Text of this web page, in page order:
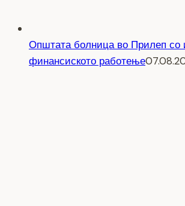
Општата болница во Прилеп со
финансиското работење